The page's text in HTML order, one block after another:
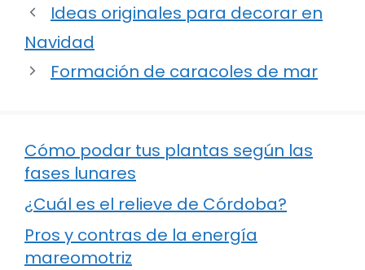
Ideas originales para decorar en
Navidad
Formación de caracoles de mar
Cómo podar tus plantas según las
fases lunares
¿Cuál es el relieve de Córdoba?
Pros y contras de la energía
mareomotriz